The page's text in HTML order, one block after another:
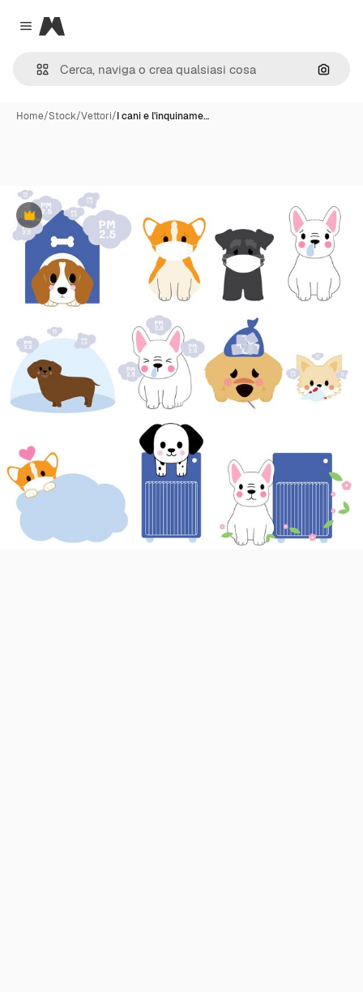
Close menu
Magnific
Cerca
Home/Stock/Vettori/I cani e l'inquiname…
Premium